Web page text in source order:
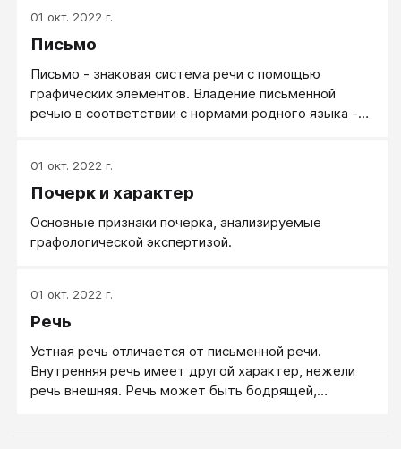
01 окт. 2022 г.
Письмо
Письмо - знаковая система речи с помощью
графических элементов. Владение письменной
речью в соответствии с нормами родного языка -
01 окт. 2022 г.
Почерк и характер
Основные признаки почерка, анализируемые
графологической экспертизой.
01 окт. 2022 г.
Речь
Устная речь отличается от письменной речи.
Внутренняя речь имеет другой характер, нежели
речь внешняя. Речь может быть бодрящей,